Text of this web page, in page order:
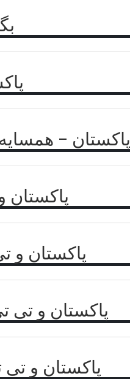
پاکستان –
پاکستان
پاکستان و
پاکستان و تی
پاکستان و